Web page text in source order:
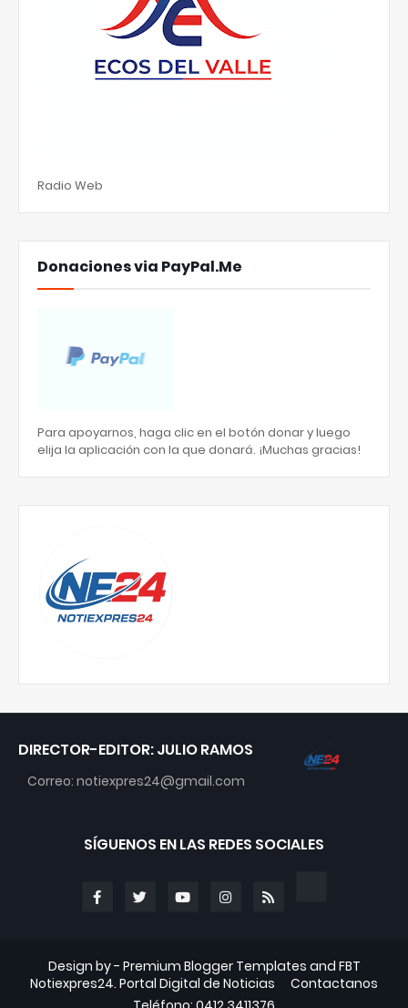
Radio Web
Donaciones via PayPal.Me
Para apoyarnos, haga clic en el botón donar y luego
elija la aplicación con la que donará. ¡Muchas gracias!
DIRECTOR-EDITOR: JULIO RAMOS
Correo: notiexpres24@gmail.com
SÍGUENOS EN LAS REDES SOCIALES
Design by - Premium Blogger Templates and FBT
Notiexpres24. Portal Digital de Noticias
Contactanos